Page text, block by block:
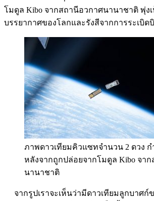
โมดูล Kibo จากสถานีอวกาศนานาชาติ พุ่ง
บรรยากาศของโลกและรังสีจากการระเบิด
ภาพดาวเทียมคิวแซทจำนวน 2 ดวง ก
หลังจากถูกปล่อยจากโมดูล Kibo จา
นานาชาติ
จากรูปเราจะเห็นว่ามีดาวเทียมลูกบาศก์